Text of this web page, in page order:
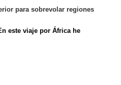
para sobrevolar regiones
este viaje por África he